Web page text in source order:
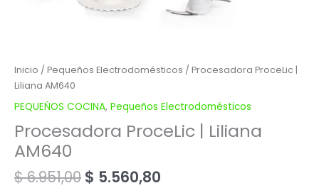
Inicio / Pequeños Electrodomésticos / Procesadora ProceLic |
Liliana AM640
PEQUEÑOS COCINA, Pequeños Electrodomésticos
Procesadora ProceLic | Liliana
AM640
$6.951,00 $ 5.560,80